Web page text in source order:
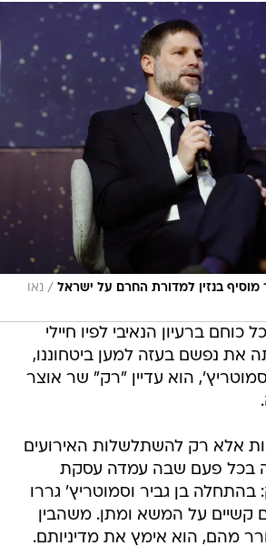
בנזין למדורת החרם על ישראל / נאו
כוחם ברעיון הנאיבי לפיו חיילי
את נפשם בעזה למען ביטחוננו,
הוא עדיין "רק" שר אוצר
אלא רק להשתלשלות האירועים
בכל פעם שבה עמדה עסקת
בן גביר וסמוטריץ' גררו
קשיים על המשא ומתן. משהבין
מהם, הוא אימץ את מדיניותם.